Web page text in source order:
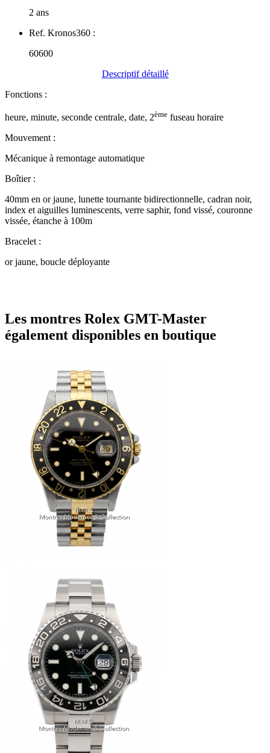
2 ans
Ref. Kronos360 :
60600
Descriptif détaillé
Fonctions :
heure, minute, seconde centrale, date, 2ème fuseau horaire
Mouvement :
Mécanique à remontage automatique
Boîtier :
40mm en or jaune, lunette tournante bidirectionnelle, cadran noir,
index et aiguilles luminescents, verre saphir, fond vissé, couronne
vissée, étanche à 100m
Bracelet :
or jaune, boucle déployante
Les montres Rolex GMT-Master
également disponibles en boutique